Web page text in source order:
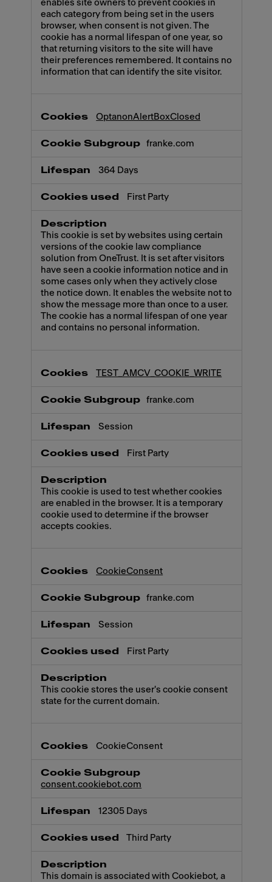
enables site owners to prevent cookies in
each category from being set in the users
browser, when consent is not given. The
cookie has a normal lifespan of one year, so
that returning visitors to the site will have
their preferences remembered. It contains no
information that can identify the site visitor.
OptanonAlertBoxClosed
franke.com
364 Days
First Party
This cookie is set by websites using certain
versions of the cookie law compliance
solution from OneTrust. It is set after visitors
have seen a cookie information notice and in
some cases only when they actively close
the notice down. It enables the website not to
show the message more than once to a user.
The cookie has a normal lifespan of one year
and contains no personal information.
TEST_AMCV_COOKIE_WRITE
franke.com
Session
First Party
This cookie is used to test whether cookies
are enabled in the browser. It is a temporary
cookie used to determine if the browser
accepts cookies.
CookieConsent
franke.com
Session
First Party
This cookie stores the user's cookie consent
state for the current domain.
CookieConsent
consent.cookiebot.com
12305 Days
Third Party
This domain is associated with Cookiebot, a